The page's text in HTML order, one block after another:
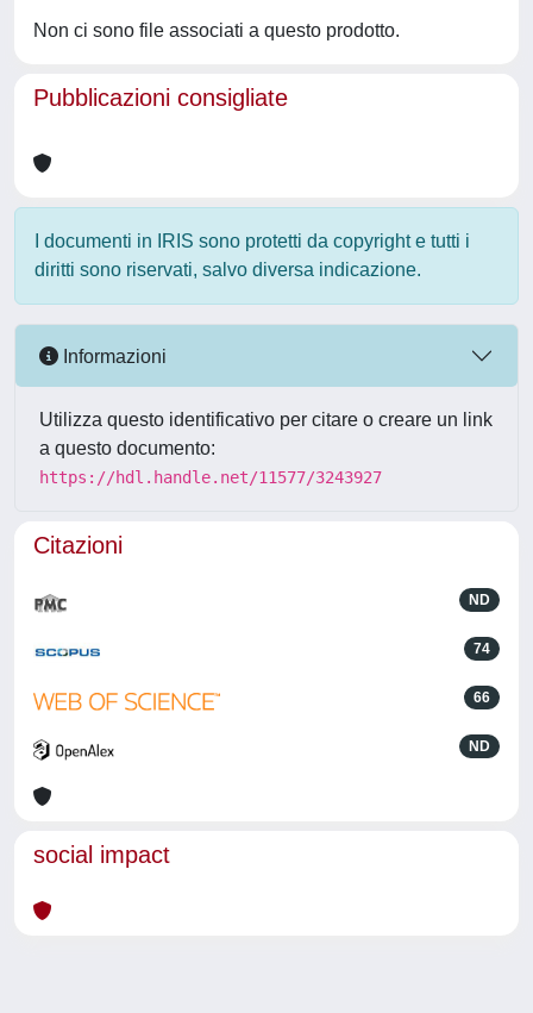
Non ci sono file associati a questo prodotto.
Pubblicazioni consigliate
I documenti in IRIS sono protetti da copyright e tutti i
diritti sono riservati, salvo diversa indicazione.
Informazioni
Utilizza questo identificativo per citare o creare un link
a questo documento:
https://hdl.handle.net/11577/3243927
Citazioni
ND
74
66
ND
social impact